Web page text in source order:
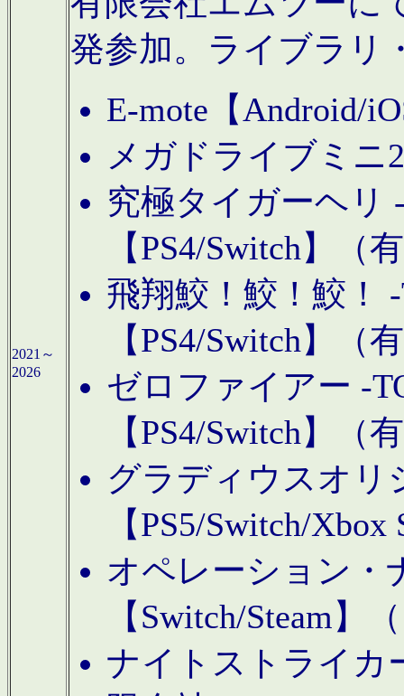
2021～
2026
発参加。ライブラリ
E-mote【Android/
メガドライブミニ
究極タイガーヘリ
【PS4/Switch】（
飛翔鮫！鮫！鮫！
【PS4/Switch】（
ゼロファイアー -
【PS4/Switch】（
グラディウスオリ
【PS5/Switch/
オペレーション・
【Switch/Steam】
ナイトストライカ